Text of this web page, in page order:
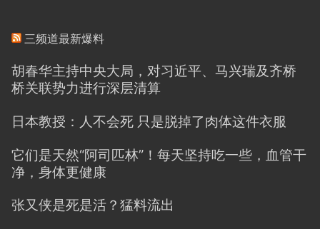
三频道最新爆料
胡春华主持中央大局，对习近平、马兴瑞及齐桥
桥关联势力进行深层清算
日本教授：人不会死 只是脱掉了肉体这件衣服
它们是天然“阿司匹林”！每天坚持吃一些，血管干
净，身体更健康
张又侠是死是活？猛料流出